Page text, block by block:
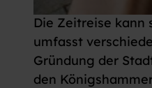
© Baiersbronn Touristik/ Max Günter,
Die Zeitreise kann
umfasst
Gründung der
den